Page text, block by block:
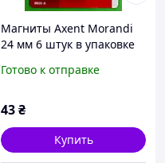
Магниты Axent Morandi
24 мм 6 штук в упаковке
Готово к отправке
43₴
Купить